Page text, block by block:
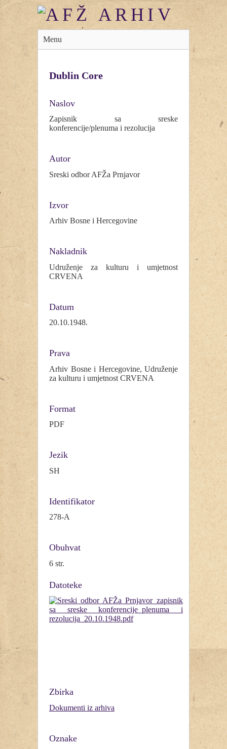
Menu
Dublin Core
Naslov
Zapisnik sa sreske
konferencije/plenuma i rezolucija
Autor
Sreski odbor AFŽa Prnjavor
Izvor
Arhiv Bosne i Hercegovine
Nakladnik
Udruženje za kulturu i umjetnost
CRVENA
Datum
20.10.1948.
Prava
Arhiv Bosne i Hercegovine, Udruženje
za kulturu i umjetnost CRVENA
Format
PDF
Jezik
SH
Identifikator
278-A
Obuhvat
6 str.
Datoteke
Zbirka
Dokumenti iz arhiva
Oznake